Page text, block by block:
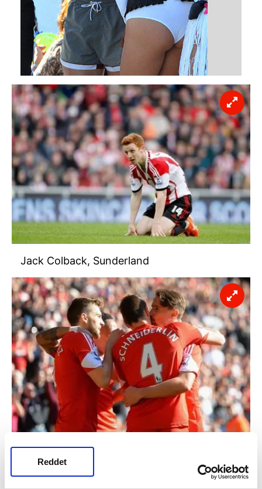
Reddet
Jack Colback, Sunderland